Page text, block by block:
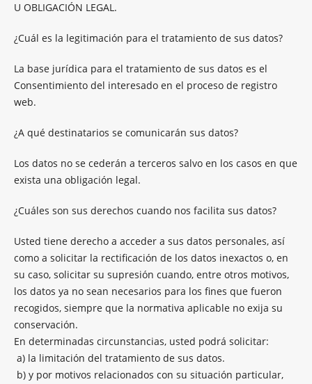
U OBLIGACIÓN LEGAL.
¿Cuál es la legitimación para el tratamiento de sus datos?
La base jurídica para el tratamiento de sus datos es el
Consentimiento del interesado en el proceso de registro
web.
¿A qué destinatarios se comunicarán sus datos?
Los datos no se cederán a terceros salvo en los casos en que
exista una obligación legal.
¿Cuáles son sus derechos cuando nos facilita sus datos?
Usted tiene derecho a acceder a sus datos personales, así
como a solicitar la rectificación de los datos inexactos o, en
su caso, solicitar su supresión cuando, entre otros motivos,
los datos ya no sean necesarios para los fines que fueron
recogidos, siempre que la normativa aplicable no exija su
conservación.
En determinadas circunstancias, usted podrá solicitar:
a) la limitación del tratamiento de sus datos.
b) y por motivos relacionados con su situación particular,